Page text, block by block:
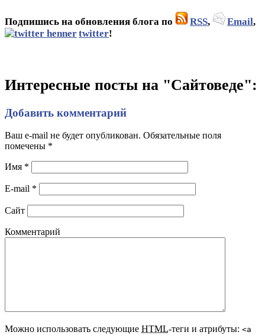
Подпишись на обновления блога по RSS, Email,
twitter!
Интересные посты на "Сайтоведе":
Добавить комментарий
Ваш e-mail не будет опубликован. Обязательные поля
помечены *
Имя *
E-mail *
Сайт
Комментарий
Можно использовать следующие HTML-теги и атрибуты: <a